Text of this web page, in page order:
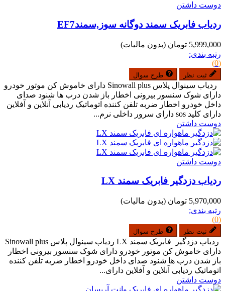
دوست داشتن
ردیاب فابریک سمند دوگانه سوز,سمندEF7
5,999,000 تومان
(بدون مالیات)
رتبه بندی:
(0)
ثبت نظر طرح سوال
ردیاب سینوال پلاس Sinowall plus دارای خاموش کن موتور خودرو
دارای شوک سنسور بیرونی اخطار باز شدن درب ها شنود صدای
داخل خودرو اخطار ضربه تلفن کننده اتوماتیک ردیابی آنلاین و آفلاین
دارای کلید sos دارای سرور داخلی نرم...
دوست داشتن
دوست داشتن
ردیاب دزدگیر فابریک سمند LX
5,970,000 تومان
(بدون مالیات)
رتبه بندی:
(0)
ثبت نظر طرح سوال
ردیاب دزدگیر فابریک سمند LX ردیاب سینوال پلاس Sinowall plus
دارای خاموش کن موتور خودرو دارای شوک سنسور بیرونی اخطار
باز شدن درب ها شنود صدای داخل خودرو اخطار ضربه تلفن کننده
اتوماتیک ردیابی آنلاین و آفلاین دارای...
دوست داشتن